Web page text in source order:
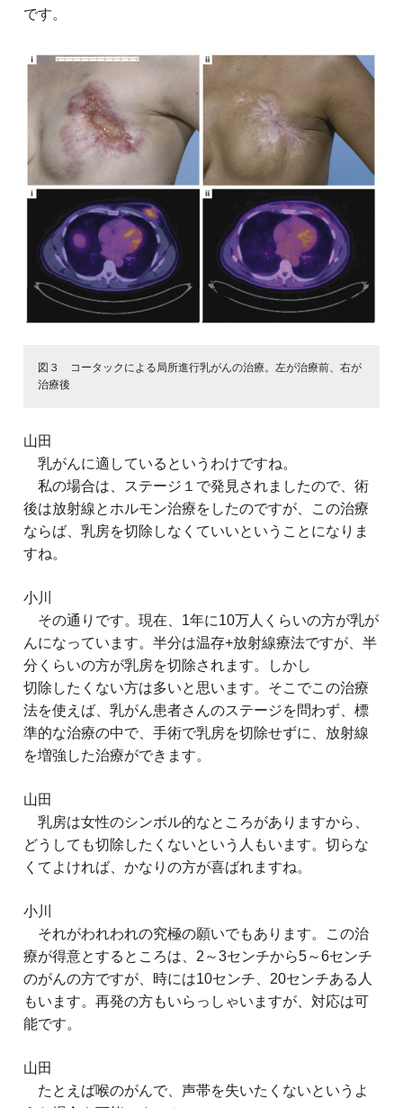
です。
図３ コータックによる局所進行乳がんの治療。左が治療前、右が
治療後
山田
乳がんに適しているというわけですね。
私の場合は、ステージ１で発見されましたので、術
後は放射線とホルモン治療をしたのですが、この治療
ならば、乳房を切除しなくていいということになりま
すね。
小川
その通りです。現在、1年に10万人くらいの方が乳が
んになっています。半分は温存+放射線療法ですが、半
分くらいの方が乳房を切除されます。しかし
切除したくない方は多いと思います。そこでこの治療
法を使えば、乳がん患者さんのステージを問わず、標
準的な治療の中で、手術で乳房を切除せずに、放射線
を増強した治療ができます。
山田
乳房は女性のシンボル的なところがありますから、
どうしても切除したくないという人もいます。切らな
くてよければ、かなりの方が喜ばれますね。
小川
それがわれわれの究極の願いでもあります。この治
療が得意とするところは、2～3センチから5～6センチ
のがんの方ですが、時には10センチ、20センチある人
もいます。再発の方もいらっしゃいますが、対応は可
能です。
山田
たとえば喉のがんで、声帯を失いたくないというよ